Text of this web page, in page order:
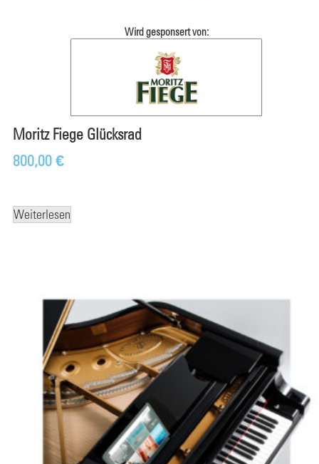
Wird gesponsert von:
⁠⁠Moritz Fiege Glücksrad
800,00€
Weiterlesen